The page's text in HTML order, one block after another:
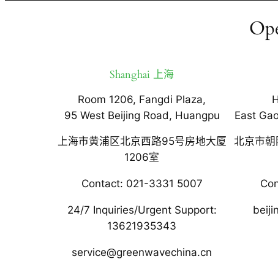
Shanghai 上海
Room 1206, Fangdi Plaza,
95 West Beijing Road, Huangpu
上海市黄浦区北京西路95号房地大厦
1206室
Contact: 021-3331 5007
24/7 Inquiries/Urgent Support:
13621935343
service@greenwavechina.cn
East
北京市